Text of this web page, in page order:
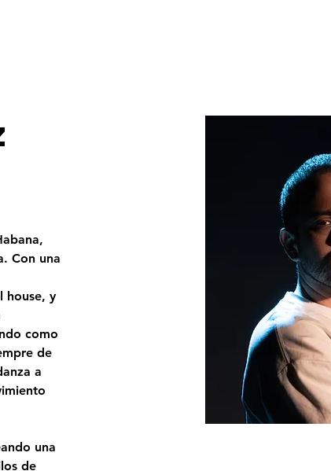
Con una
house, y
como
de
a
una
de